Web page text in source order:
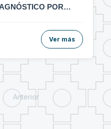
POR
Ver más
Anterior